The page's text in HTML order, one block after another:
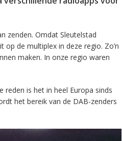
zenden. Omdat Sleutelstad
de multiplex in deze regio. Zo’n
maken. In onze regio waren
is het in heel Europa sinds
het bereik van de DAB-zenders